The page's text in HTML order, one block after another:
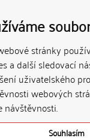
stránky
a další sledovací
uživatelského
webových
návštěvnosti.
Souhlasím
použity k
vydávány
jinou
než autora.
shall not
results of
other
person